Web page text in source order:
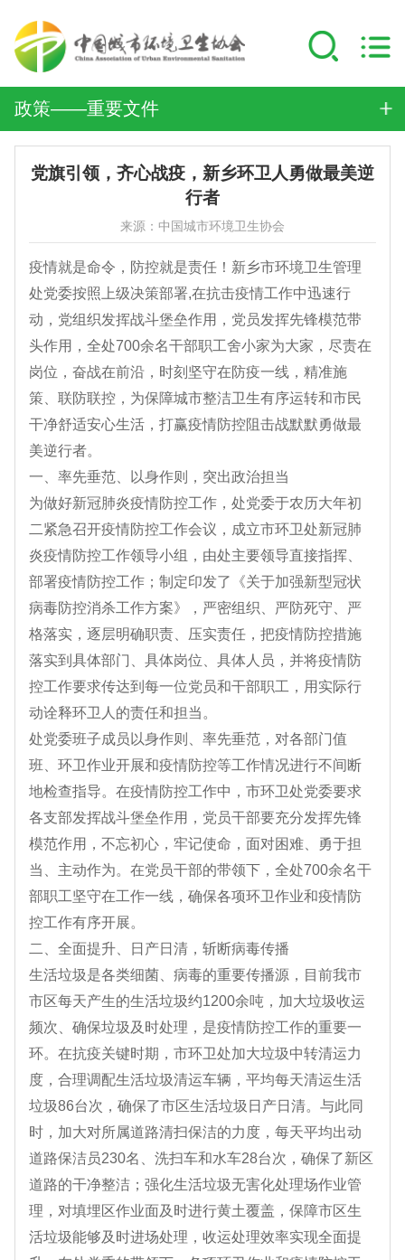
政策——重要文件
党旗引领，齐心战疫，新乡环卫人勇做最美逆
行者
来源：中国城市环境卫生协会
疫情就是命令，防控就是责任！新乡市环境卫生管理
处党委按照上级决策部署,在抗击疫情工作中迅速行
动，党组织发挥战斗堡垒作用，党员发挥先锋模范带
头作用，全处700余名干部职工舍小家为大家，尽责在
岗位，奋战在前沿，时刻坚守在防疫一线，精准施
策、联防联控，为保障城市整洁卫生有序运转和市民
干净舒适安心生活，打赢疫情防控阻击战默默勇做最
美逆行者。
一、率先垂范、以身作则，突出政治担当
为做好新冠肺炎疫情防控工作，处党委于农历大年初
二紧急召开疫情防控工作会议，成立市环卫处新冠肺
炎疫情防控工作领导小组，由处主要领导直接指挥、
部署疫情防控工作；制定印发了《关于加强新型冠状
病毒防控消杀工作方案》，严密组织、严防死守、严
格落实，逐层明确职责、压实责任，把疫情防控措施
落实到具体部门、具体岗位、具体人员，并将疫情防
控工作要求传达到每一位党员和干部职工，用实际行
动诠释环卫人的责任和担当。
处党委班子成员以身作则、率先垂范，对各部门值
班、环卫作业开展和疫情防控等工作情况进行不间断
地检查指导。在疫情防控工作中，市环卫处党委要求
各支部发挥战斗堡垒作用，党员干部要充分发挥先锋
模范作用，不忘初心，牢记使命，面对困难、勇于担
当、主动作为。在党员干部的带领下，全处700余名干
部职工坚守在工作一线，确保各项环卫作业和疫情防
控工作有序开展。
二、全面提升、日产日清，斩断病毒传播
生活垃圾是各类细菌、病毒的重要传播源，目前我市
市区每天产生的生活垃圾约1200余吨，加大垃圾收运
频次、确保垃圾及时处理，是疫情防控工作的重要一
环。在抗疫关键时期，市环卫处加大垃圾中转清运力
度，合理调配生活垃圾清运车辆，平均每天清运生活
垃圾86台次，确保了市区生活垃圾日产日清。与此同
时，加大对所属道路清扫保洁的力度，每天平均出动
道路保洁员230名、洗扫车和水车28台次，确保了新区
道路的干净整洁；强化生活垃圾无害化处理场作业管
理，对填埋区作业面及时进行黄土覆盖，保障市区生
活垃圾能够及时进场处理，收运处理效率实现全面提